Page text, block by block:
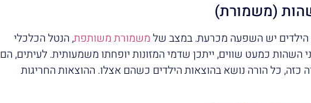
הילדים יש השפעה מכרעת. במצב שלמשמורת משותפת, הנטל הכלכלי
כמעט שווים, ייתכן שדמי המזונות יופחתו משמעותית. לעיתים, הם
כזה, כל הורה נושא בהוצאות הילדים כשהם אצלו. ההוצאות החריגות